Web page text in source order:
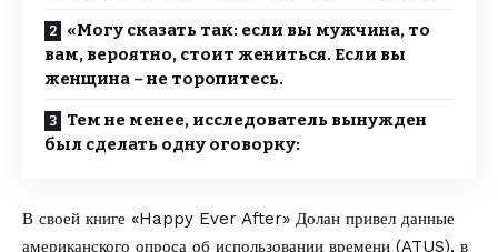
«Могу сказать так: если вы мужчина, то
вам, вероятно, стоит жениться. Если вы
женщина – не торопитесь.
Тем не менее, исследователь вынужден
был сделать одну оговорку:
В своей книге «Happy Ever After» Долан привел данные
американского опроса об использовании времени (ATUS), в